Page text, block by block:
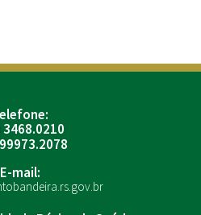
3468.0210
E-mail: